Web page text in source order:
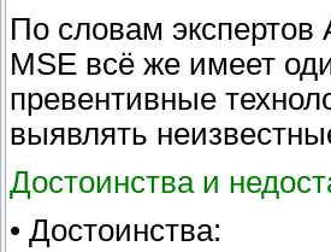
По словам экспертов
MSE всё же имеет
превентивные
выявлять
Достоинства и
• Достоинства: